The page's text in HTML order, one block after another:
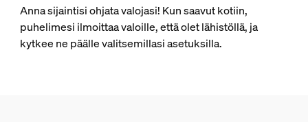
Anna sijaintisi ohjata valojasi! Kun saavut kotiin,
puhelimesi ilmoittaa valoille, että olet lähistöllä, ja
kytkee ne päälle valitsemillasi asetuksilla.